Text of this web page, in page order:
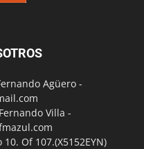
Agüero -
Villa -
Of 107.(X5152EYN)